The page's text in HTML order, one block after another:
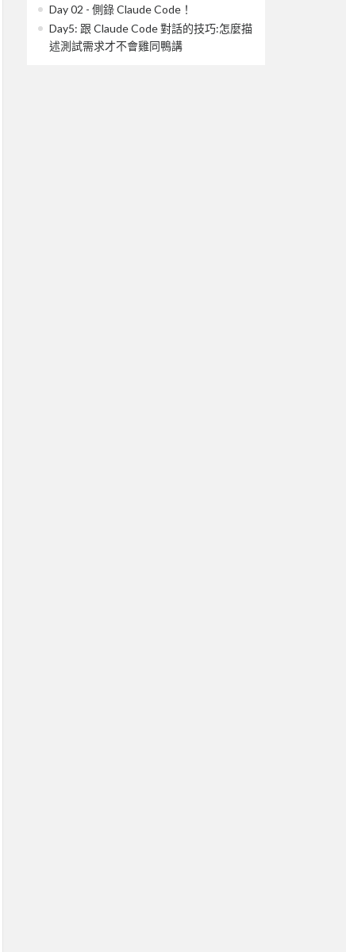
Day 02 - 側錄 Claude Code！
Day5: 跟 Claude Code 對話的技巧:怎麼描
述測試需求才不會雞同鴨講